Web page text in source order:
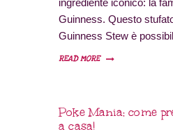
Guinness. Questo
Guinness Stew è
menu di tutti i pub e
READ MORE
Poke Mania: come
a casa!